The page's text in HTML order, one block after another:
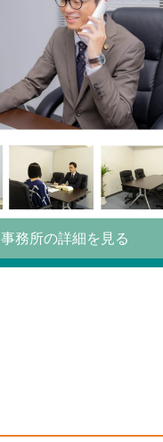
事務所の詳細を見る